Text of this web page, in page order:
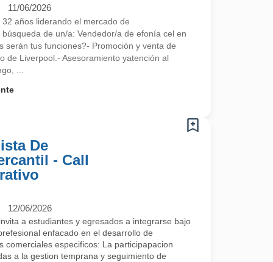
11/06/2026
años liderando el mercado de
de un/a: Vendedor/a de efonía cel en
serán tus funciones?- Promoción y venta de
de Liverpool.- Asesoramiento yatención al
...
De
- Call
12/06/2026
a estudiantes y egresados a integrarse bajo
enfacado en el desarrollo de
comerciales especificos: La participapacion
a la gestion temprana y seguimiento de